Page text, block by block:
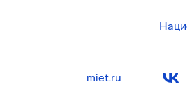
miet.ru